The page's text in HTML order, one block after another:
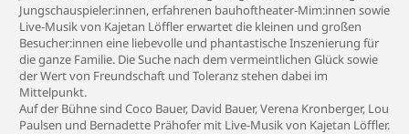
Jungschauspieler:innen, erfahrenen bauhoftheater-Mim:innen sowie
Live-Musik von Kajetan Löffler erwartet die kleinen und großen
Besucher:innen eine liebevolle und phantastische Inszenierung für
die ganze Familie. Die Suche nach dem vermeintlichen Glück sowie
der Wert von Freundschaft und Toleranz stehen dabei im
Mittelpunkt.
Auf der Bühne sind Coco Bauer, David Bauer, Verena Kronberger, Lou
Paulsen und Bernadette Prähofer mit Live-Musik von Kajetan Löffler.